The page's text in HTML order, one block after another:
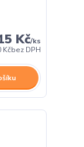
Kč/ks
Kčbez DPH